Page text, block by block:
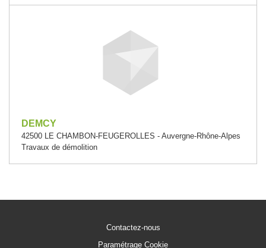
DEMCY
42500 LE CHAMBON-FEUGEROLLES - Auvergne-Rhône-Alpes
Travaux de démolition
Contactez-nous
Paramétrage Cookie